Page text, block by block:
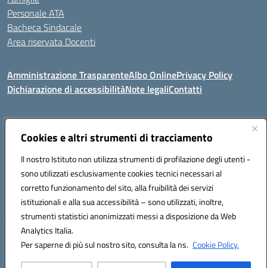
Cookies e altri strumenti di tracciamento
Il nostro Istituto non utilizza strumenti di profilazione degli utenti -
sono utilizzati esclusivamente cookies tecnici necessari al
corretto funzionamento del sito, alla fruibilità dei servizi
istituzionali e alla sua accessibilità – sono utilizzati, inoltre,
strumenti statistici anonimizzati messi a disposizione da Web
Analytics Italia.
Per saperne di più sul nostro sito, consulta la ns. Cookie Policy.
Personale ATA
Bacheca Sindacale
Area riservata Docenti
Amministrazione TrasparenteAlbo OnlinePrivacy Policy
Dichiarazione di accessibilitàNote legaliContatti
Indirizzo:C/da Santa Maria, s.n.c. – 91013 Calatafimi Segesta (TP)
Posta elettronica certificata (PEC):TPIC81300B@pec.istruzione.it
Codice fiscale: 80004430817
Codice meccanografico: TPIC81300B
Hosting & Powered by 3D Solution S.r.l.
Concept & Design by Designers Italia